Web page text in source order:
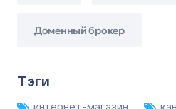
Доменный брокер
Тэги